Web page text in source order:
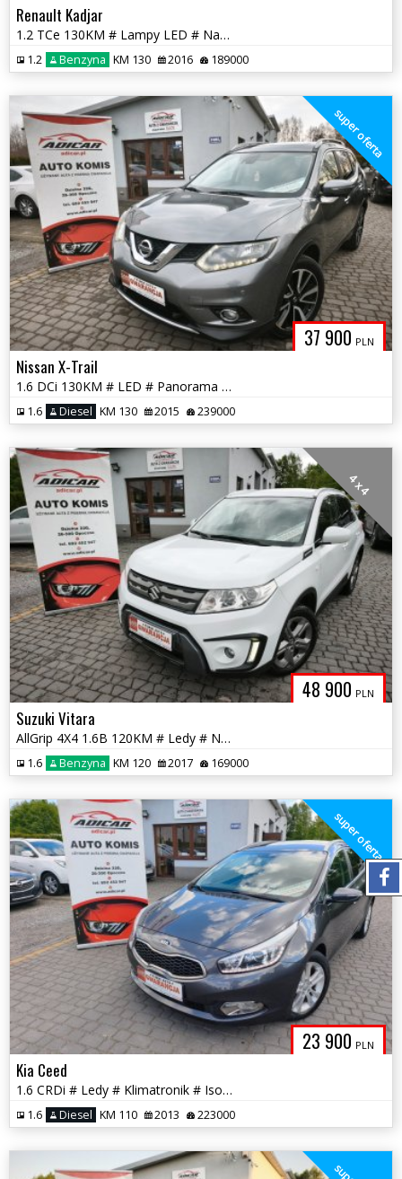
Renault Kadjar
1.2 TCe 130KM # Lampy LED # Navi # Kamera # Półskóra # GWARANCJA !!!
1.2 Benzyna KM 130 2016 189000
37 900 PLN
super oferta
Nissan X-Trail
1.6 DCi 130KM # LED # Panorama # Navi # Kamera 360 # GWARANCJA !!!
1.6 Diesel KM 130 2015 239000
48 900 PLN
4 x 4
Suzuki Vitara
AllGrip 4X4 1.6B 120KM # Ledy # Nawigacja # Kamera # GWARANCJA !!!
1.6 Benzyna KM 120 2017 169000
23 900 PLN
super oferta
Kia Ceed
1.6 CRDi # Ledy # Klimatronik # Isofix # Piękna # GWARANCJA!!!
1.6 Diesel KM 110 2013 223000